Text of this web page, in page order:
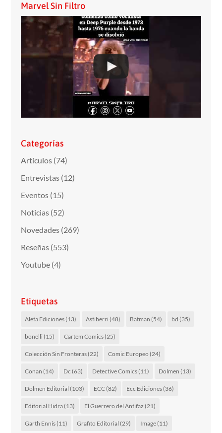
Marvel Sin Filtro
Categorías
Artículos (74)
Entrevistas (12)
Eventos (15)
Noticias (52)
Novedades (269)
Reseñas (553)
Youtube (4)
Etiquetas
Aleta Ediciones(13) Astiberri(48) Batman (54) bd (35)
bonelli(15) Cartem Comics(25)
Colección Sin Fronteras(22) Comic Europeo (24)
Conan (14) Dc (63) Detective Comics(11) Dolmen (13)
Dolmen Editorial (103) ECC(82) Ecc Ediciones(36)
Editorial Hidra(13) El Guerrero del Antifaz (21)
Garth Ennis(11) Grafito Editorial (29) Image(11)